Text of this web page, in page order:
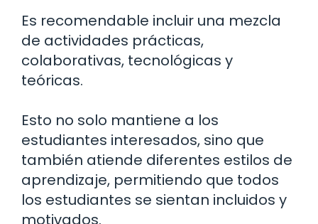
Es recomendable incluir una mezcla
de actividades prácticas,
colaborativas, tecnológicas y
teóricas.
Esto no solo mantiene a los
estudiantes interesados, sino que
también atiende diferentes estilos de
aprendizaje, permitiendo que todos
los estudiantes se sientan incluidos y
motivados.